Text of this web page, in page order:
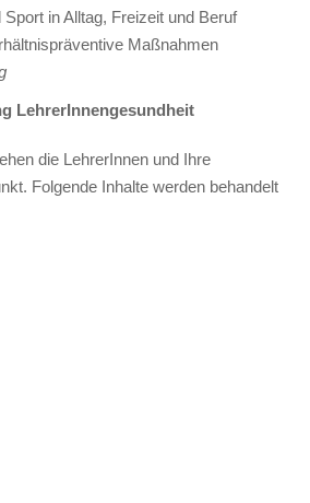
in Alltag, Freizeit und Beruf
Maßnahmen
LehrerInnengesundheit
die LehrerInnen und Ihre
Folgende Inhalte werden behandelt